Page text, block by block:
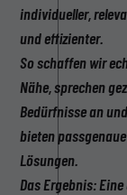
individueller,
und effizienter.
So schaffen wir
Nähe, sprechen
Bedürfnisse an und
bieten passgenaue
Lösungen.
Das Ergebnis: